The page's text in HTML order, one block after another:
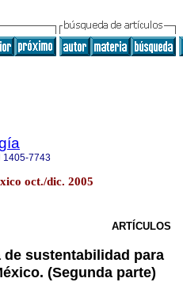
1405-7743
oct./dic. 2005
ARTÍCULOS
de sustentabilidad para
(Segunda parte)